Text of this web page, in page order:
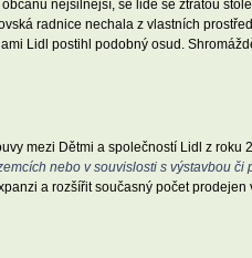
nejsilnější, se lidé se ztrátou
radnice nechala z vlastních
Lidl postihl podobný osud.
mezi Dětmi a společností Lidl z roku
nebo v souvislosti s výstavbou
a rozšířit současný počet